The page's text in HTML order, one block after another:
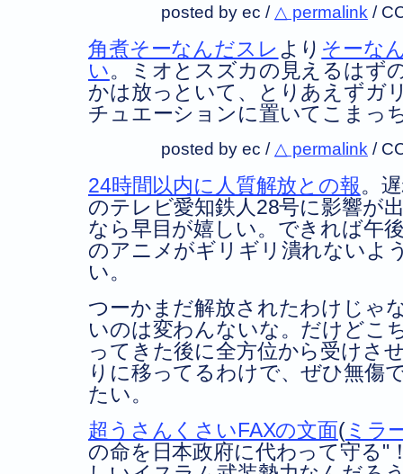
posted by ec / △ permalink /
角煮そーなんだスレ より そーな
い。ミオとスズカの見えるはず
かは放っといて、とりあえずガ
チュエーションに置いてこまっ
posted by ec / △ permalink /
24時間以内に人質解放との報。
のテレビ愛知鉄人28号に影響が
なら早目が嬉しい。できれば午
のアニメがギリギリ潰れないよ
い。
つーかまだ解放されたわけじゃ
いのは変わんないな。だけどこ
ってきた後に全方位から受けさ
りに移ってるわけで、ぜひ無傷
たい。
超うさんくさいFAXの文面(ミラ
の命を日本政府に代わって守る